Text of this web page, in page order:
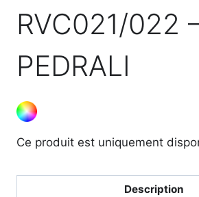
RVC021/022
PEDRALI
Ce produit est uniquement
Description